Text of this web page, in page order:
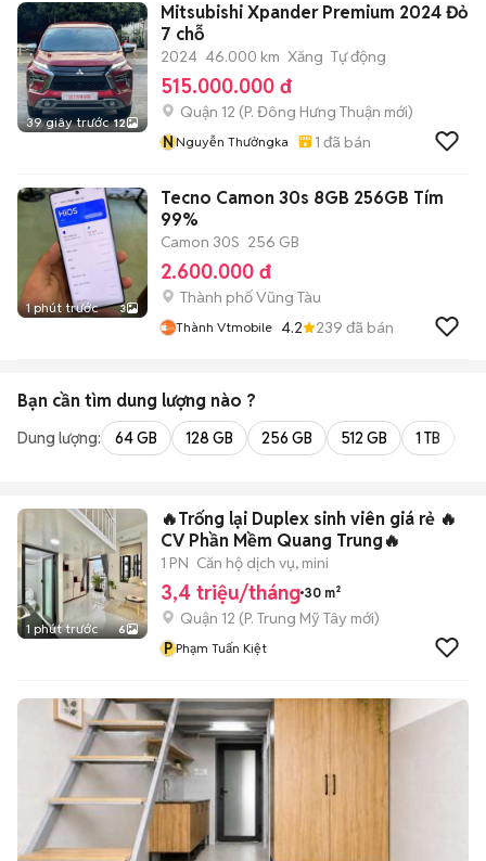
39 giây trước 12
Mitsubishi Xpander Premium 2024 Đỏ
7 chỗ
2024 46.000 km Xăng Tự động
515.000.000 đ
Quận 12 (P. Đông Hưng Thuận mới)
NNguyễn Thưởngka 1 đã bán
1 phút trước 3
Tecno Camon 30s 8GB 256GB Tím
99%
Camon 30S 256 GB
2.600.000 đ
Thành phố Vũng Tàu
Thành Vtmobile 4.2 239 đã bán
Bạn cần tìm dung lượng nào ?
Dung lượng: 64 GB 128 GB 256 GB 512 GB 1 TB
1 phút trước 6
🔥Trống lại Duplex sinh viên giá rẻ 🔥
CV Phần Mềm Quang Trung🔥
1 PN Căn hộ dịch vụ, mini
3,4 triệu/tháng 30 m²
Quận 12 (P. Trung Mỹ Tây mới)
P Phạm Tuấn Kiệt